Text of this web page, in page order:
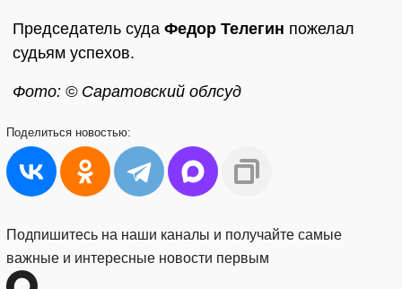
Председатель суда Федор Телегин пожелал
судьям успехов.
Фото: © Саратовский облсуд
Поделиться новостью:
Подпишитесь на наши каналы и получайте самые
важные и интересные новости первым